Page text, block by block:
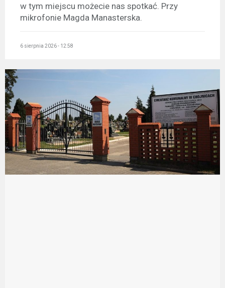
w tym miejscu możecie nas spotkać. Przy
mikrofonie Magda Manasterska.
6 sierpnia 2026 - 12:58